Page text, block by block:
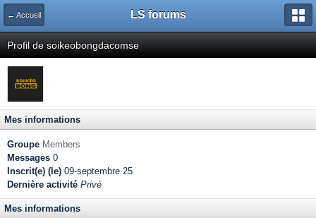
← Accueil LS forums
Profil de soikeobongdacomse
Mes informations
Groupe Members
Messages 0
Inscrit(e) (le) 09-septembre 25
Dernière activité Privé
Mes informations